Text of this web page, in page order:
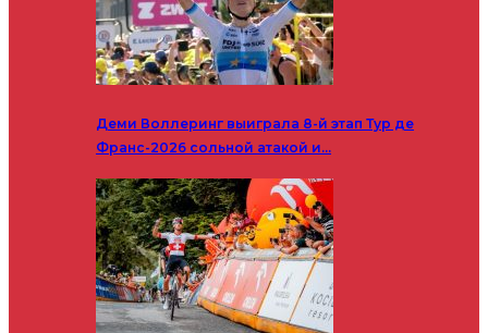
Деми Воллеринг выиграла 8-й этап Тур де
Франс-2026 сольной атакой и…